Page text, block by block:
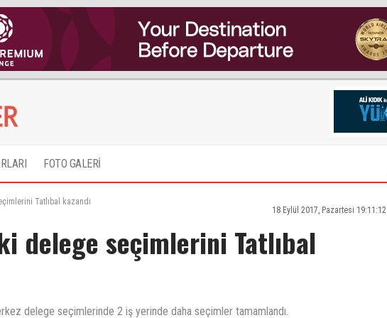
FOTO GALERİ
Tatlıbal kazandı
18 Eylül 2017, Pazartesi 19:11:12
delege seçimlerini Tatlıbal
delege seçimlerinde 2 iş yerinde daha seçimler tamamlandı.